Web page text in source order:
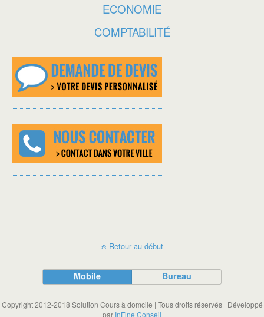
ECONOMIE
COMPTABILITÉ
Retour au début
Mobile Bureau
Copyright 2012-2018 Solution Cours à domcile | Tous droits réservés | Développé
par InFine Conseil